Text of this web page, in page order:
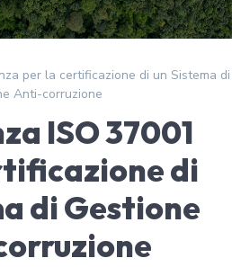
per la certificazione di un Sistema di
Anti-corruzione
ISO 37001
di
di Gestione